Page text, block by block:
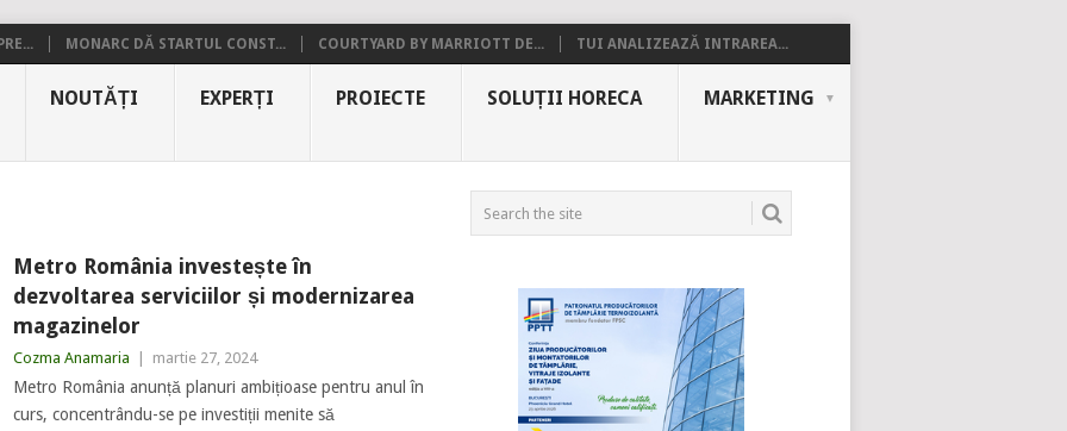
MONARC DĂ STARTUL CONST... COURTYARD BY MARRIOTT DE... TUI ANALIZEAZĂ INTRAREA...
NOUTĂȚI EXPERȚI PROIECTE SOLUȚII HORECA MARKETING
Metro România investește în
dezvoltarea serviciilor și modernizarea
magazinelor
Cozma Anamaria martie 27, 2024
Metro România anunță planuri ambițioase pentru anul în
curs, concentrându-se pe investiții menite să